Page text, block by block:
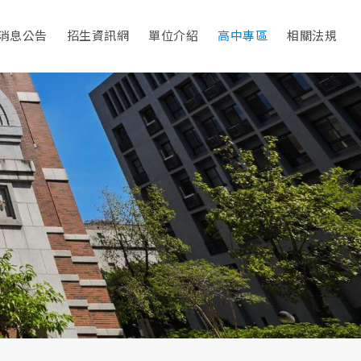
息公告 招生資訊網 單位介紹 高中專區 相關法規